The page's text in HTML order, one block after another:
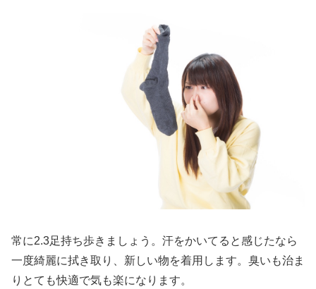
常に2.3足持ち歩きましょう。汗をかいてると感じたなら
一度綺麗に拭き取り、新しい物を着用します。臭いも治ま
りとても快適で気も楽になります。